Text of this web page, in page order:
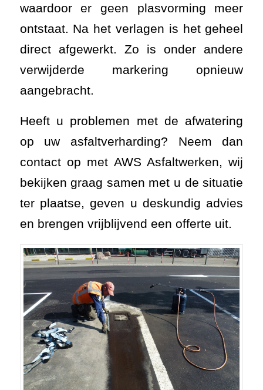
waardoor er geen plasvorming meer
ontstaat. Na het verlagen is het geheel
direct afgewerkt. Zo is onder andere
verwijderde markering opnieuw
aangebracht.
Heeft u problemen met de afwatering
op uw asfaltverharding? Neem dan
contact op met AWS Asfaltwerken, wij
bekijken graag samen met u de situatie
ter plaatse, geven u deskundig advies
en brengen vrijblijvend een offerte uit.